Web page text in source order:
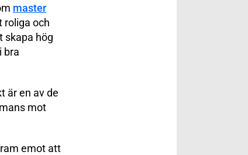
master
roliga och
skapa hög
bra
är en av de
mot
emot att